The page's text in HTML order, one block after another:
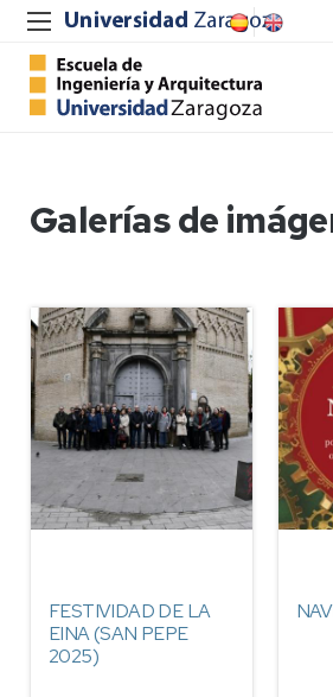
Galerías de
FESTIVIDAD DE LA
EINA (SAN PEPE
2025)